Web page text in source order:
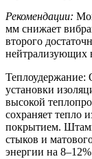
Рекомендации:
мм снижает
второго
нейтрализующих
Теплоудержание:
установки
высокой
сохраняет тепло
покрытием.
стыков и
энергии на